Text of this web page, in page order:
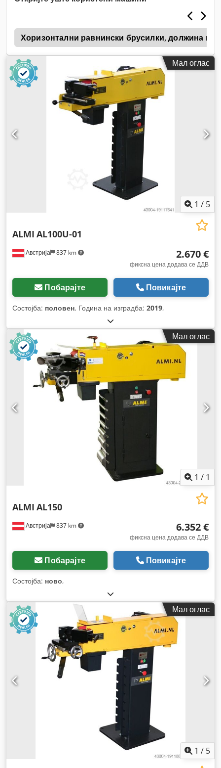
Хоризонтални равнински брусилки, должина на
Мал оглас
1 / 5
Австрија 837 km
ALMI AL100U-01
2.670 €
фиксна цена додава се ДДВ
Побарајте Повикајте
Состојба: половен, Година на изградба: 2019,
Мал оглас
1 / 1
Австрија 837 km
ALMI AL150
6.352 €
фиксна цена додава се ДДВ
Побарајте Повикајте
Состојба: ново,
Мал оглас
1 / 5